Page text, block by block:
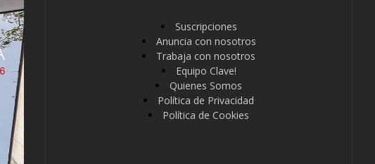
Suscripciones
Anuncia con nosotros
Trabaja con nosotros
Equipo Clave!
Quienes Somos
Política de Privacidad
Política de Cookies